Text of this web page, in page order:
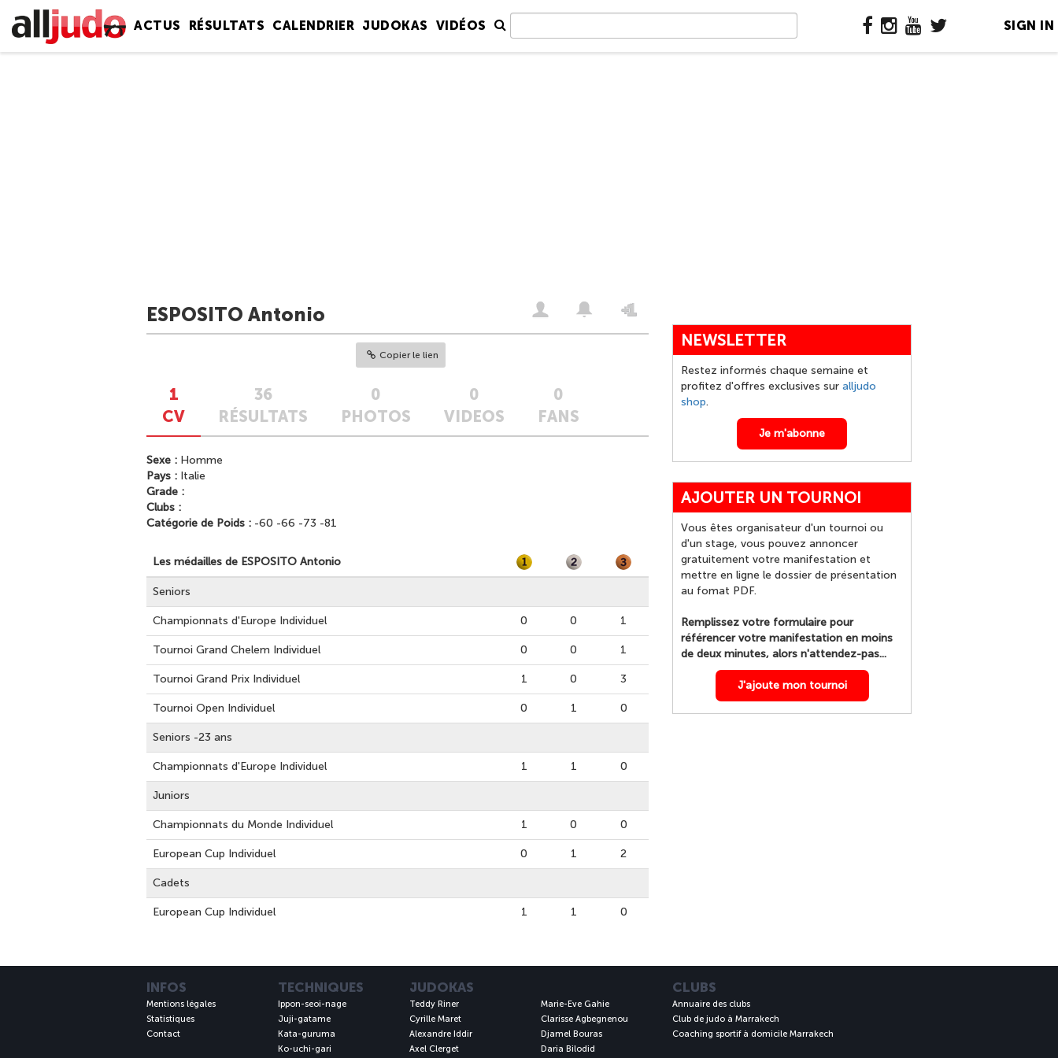
ACTUS RÉSULTATS CALENDRIER JUDOKAS VIDÉOS SIGN IN
ESPOSITO Antonio
Copier le lien
1
CV
36
RÉSULTATS
0
PHOTOS
0
VIDEOS
0
FANS
Sexe : Homme
Pays : Italie
Grade :
Clubs :
Catégorie de Poids : -60 -66 -73 -81
Les médailles de ESPOSITO Antonio
Seniors
Championnats d'Europe Individuel 0 0 1
Tournoi Grand Chelem Individuel 0 0 1
Tournoi Grand Prix Individuel 1 0 3
Tournoi Open Individuel 0 1 0
Seniors -23 ans
Championnats d'Europe Individuel 1 1 0
Juniors
Championnats du Monde Individuel 1 0 0
European Cup Individuel 0 1 2
Cadets
European Cup Individuel 1 1 0
NEWSLETTER
Restez informés chaque semaine et
profitez d'offres exclusives sur alljudo
shop.
Je m'abonne
AJOUTER UN TOURNOI
Vous êtes organisateur d'un tournoi ou
d'un stage, vous pouvez annoncer
gratuitement votre manifestation et
mettre en ligne le dossier de présentation
au fomat PDF.
Remplissez votre formulaire pour
référencer votre manifestation en moins
de deux minutes, alors n'attendez-pas...
J'ajoute mon tournoi
INFOS
Mentions légales
Statistiques
Contact
TECHNIQUES
Ippon-seoi-nage
Juji-gatame
Kata-guruma
Ko-uchi-gari
JUDOKAS
Teddy Riner
Cyrille Maret
Alexandre Iddir
Axel Clerget
Marie-Eve Gahie
Clarisse Agbegnenou
Djamel Bouras
Daria Bilodid
CLUBS
Annuaire des clubs
Club de judo à Marrakech
Coaching sportif à domicile Marrakech